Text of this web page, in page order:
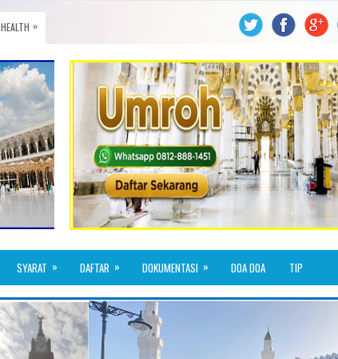
HEALTH »
SYARAT » DAFTAR » DOKUMENTASI » DOA DOA TIP